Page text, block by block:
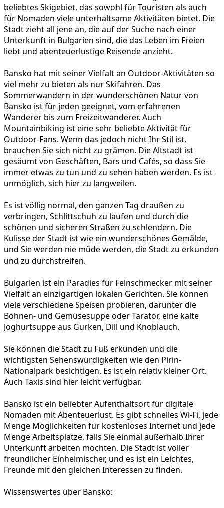
beliebtes Skigebiet, das sowohl für Touristen als auch
für Nomaden viele unterhaltsame Aktivitäten bietet. Die
Stadt zieht all jene an, die auf der Suche nach einer
Unterkunft in Bulgarien sind, die das Leben im Freien
liebt und abenteuerlustige Reisende anzieht.
Bansko hat mit seiner Vielfalt an Outdoor-Aktivitäten so
viel mehr zu bieten als nur Skifahren. Das
Sommerwandern in der wunderschönen Natur von
Bansko ist für jeden geeignet, vom erfahrenen
Wanderer bis zum Freizeitwanderer. Auch
Mountainbiking ist eine sehr beliebte Aktivität für
Outdoor-Fans. Wenn das jedoch nicht Ihr Stil ist,
brauchen Sie sich nicht zu grämen. Die Altstadt ist
gesäumt von Geschäften, Bars und Cafés, so dass Sie
immer etwas zu tun und zu sehen haben werden. Es ist
unmöglich, sich hier zu langweilen.
Es ist völlig normal, den ganzen Tag draußen zu
verbringen, Schlittschuh zu laufen und durch die
schönen und sicheren Straßen zu schlendern. Die
Kulisse der Stadt ist wie ein wunderschönes Gemälde,
und Sie werden nie müde werden, die Stadt zu erkunden
und zu durchstreifen.
Bulgarien ist ein Paradies für Feinschmecker mit seiner
Vielfalt an einzigartigen lokalen Gerichten. Sie können
viele verschiedene Speisen probieren, darunter die
Bohnen- und Gemüsesuppe oder Tarator, eine kalte
Joghurtsuppe aus Gurken, Dill und Knoblauch.
Sie können die Stadt zu Fuß erkunden und die
wichtigsten Sehenswürdigkeiten wie den Pirin-
Nationalpark besichtigen. Es ist ein relativ kleiner Ort.
Auch Taxis sind hier leicht verfügbar.
Bansko ist ein beliebter Aufenthaltsort für digitale
Nomaden mit Abenteuerlust. Es gibt schnelles Wi-Fi, jede
Menge Möglichkeiten für kostenloses Internet und jede
Menge Arbeitsplätze, falls Sie einmal außerhalb Ihrer
Unterkunft arbeiten möchten. Die Stadt ist voller
freundlicher Einheimischer, und es ist ein Leichtes,
Freunde mit den gleichen Interessen zu finden.
Wissenswertes über Bansko: